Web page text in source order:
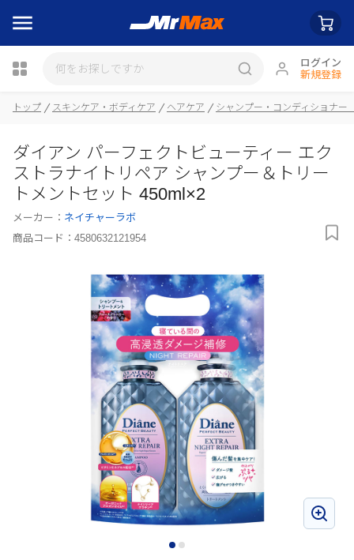
ログイン
新規登録
瓶詰
トップ スキンケア・ボディケア ヘアケア シャンプー・コンディショナー
ダイアン パーフェクトビューティー エク
ストラナイトリペア シャンプー＆トリー
トメントセット 450ml×2
メーカー： ネイチャーラボ
商品コード： 4580632121954